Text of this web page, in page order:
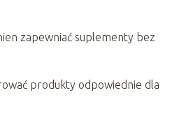
zapewniać suplementy bez
produkty odpowiednie dla